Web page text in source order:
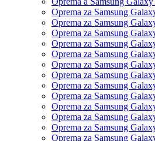
Oprema za Samsung
Oprema za Samsung
Oprema za Samsung
Oprema za Samsung
Oprema za Samsung
Oprema za Samsung
Oprema za Samsung
Oprema za Samsung
Oprema za Samsung
Oprema za Samsung
Oprema za Samsung
Oprema za Samsung
Oprema za Samsung